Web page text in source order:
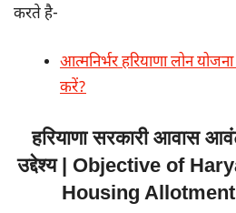
करते है-
आत्मनिर्भर हरियाणा लोन
करें?
हरियाणा सरकारी आवास
उद्देश्य | Objective of
Housing